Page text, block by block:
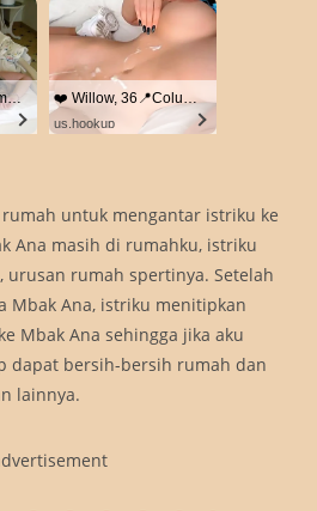
🌹 Lena, 48📍Columbus ❤️ Willow, 36📍Columbus
us.hookup
untuk mengantar istriku ke
Ana masih di rumahku, istriku
rumah spertinya. Setelah
Mbak Ana, istriku menitipkan
Mbak Ana sehingga jika aku
dapat bersih-bersih rumah dan
lainnya.